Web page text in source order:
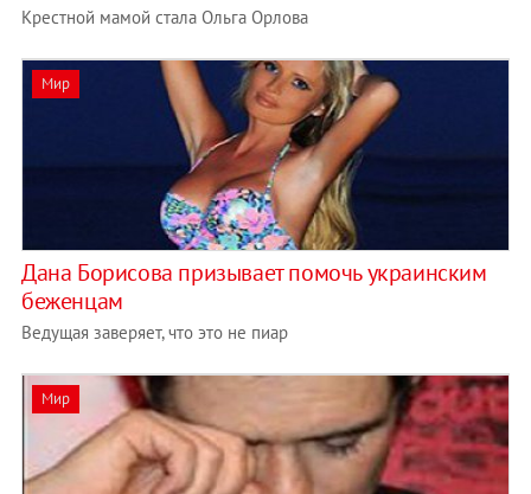
Крестной мамой стала Ольга Орлова
Мир
Дана Борисова призывает помочь украинским
беженцам
Ведущая заверяет, что это не пиар
Мир